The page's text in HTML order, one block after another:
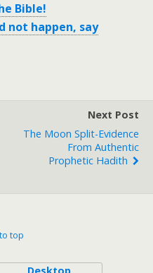
Bible!
not happen, say
Next Post
The Moon Split-Evidence
From Authentic
Prophetic Hadith
top